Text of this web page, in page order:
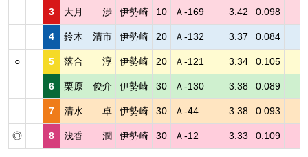
3 大月 渉 伊勢崎 10 Ａ-169 3.42 0.098
4 鈴木 清市 伊勢崎 20 Ａ-132 3.37 0.084
○ 5 落合 淳 伊勢崎 20 Ａ-121 3.34 0.105
6 栗原 俊介 伊勢崎 30 Ａ-130 3.38 0.089
7 清水 卓 伊勢崎 30 Ａ-44 3.38 0.093
◎ 8 浅香 潤 伊勢崎 30 Ａ-12 3.33 0.109